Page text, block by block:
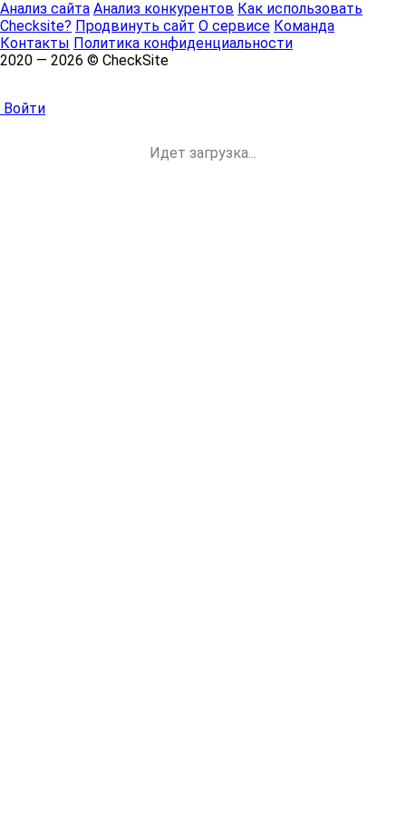
Анализ сайта Анализ конкурентов Как использовать
Checksite? Продвинуть сайт О сервисе Команда
Контакты Политика конфиденциальности
2020 — 2026 © CheckSite
Войти
Идет загрузка...